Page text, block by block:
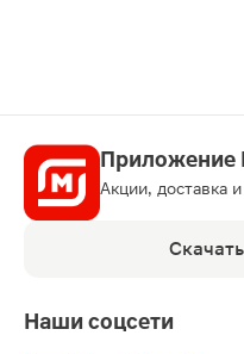
Приложение
Акции, доставка
Наши соцсети